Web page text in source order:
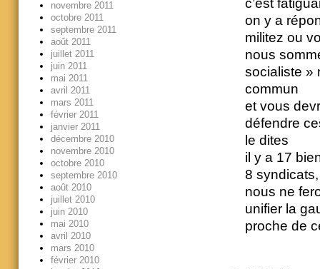
c’est
on y a
militez ou
nous
socialiste »
commun
et vous
défendre
le dites
il y a 17
8
nous ne
unifier la
proche de
novembre 2011
octobre 2011
septembre 2011
août 2011
juillet 2011
juin 2011
mai 2011
avril 2011
mars 2011
février 2011
janvier 2011
décembre 2010
novembre 2010
octobre 2010
septembre 2010
août 2010
juillet 2010
juin 2010
mai 2010
avril 2010
mars 2010
février 2010